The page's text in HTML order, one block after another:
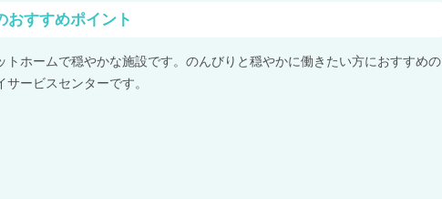
おすすめポイント
トホームで穏やかな施設です。のんびりと穏やかに働きたい方におすすめの
サービスセンターです。